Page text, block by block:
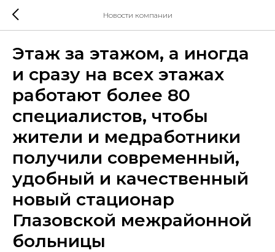
Новости компании
Этаж за этажом, а иногда
и сразу на всех этажах
работают более 80
специалистов, чтобы
жители и медработники
получили современный,
удобный и качественный
новый стационар
Глазовской межрайонной
больницы